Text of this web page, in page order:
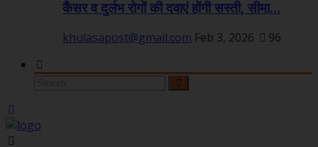
कैंसर व दुर्लभ रोगों की दवाएं होंगी सस्ती, सीमा...
khulasapost@gmail.com Feb 3, 2026 96